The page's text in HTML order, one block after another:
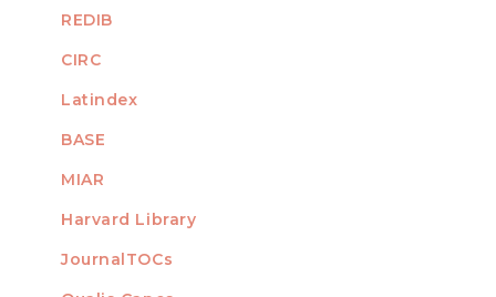
REDIB
CIRC
Latindex
BASE
MIAR
Harvard Library
JournalTOCs